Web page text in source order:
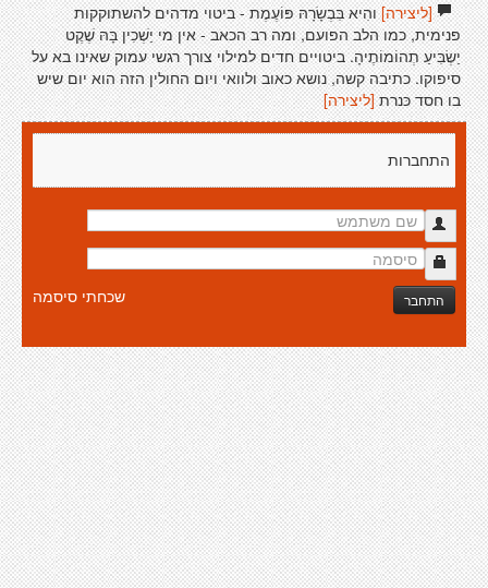
[ליצירה]והִיא בִּבְשָׂרָהּ פּוֹעֶמֶת - ביטוי מדהים להשתוקקות
פנימית, כמו הלב הפועם, ומה רב הכאב - אין מי יַשְׁכִין בָּהּ שֶׁקֶט
יַשְׂבִּיעַ תְהוֹמוֹתֶיהָ. ביטויים חדים למילוי צורך רגשי עמוק שאינו בא על
סיפוקו. כתיבה קשה, נושא כאוב ולוואי ויום החולין הזה הוא יום שיש
בו חסד כּנרת[ליצירה]
התחברות
התחבר שכחתי סיסמה